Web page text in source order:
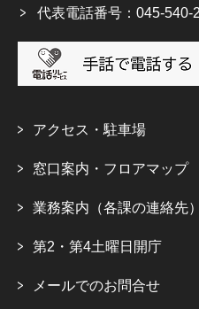
代表電話番号：045-540-
アクセス・駐車場
窓口案内・フロアマップ
業務案内（各課の連絡先）
第2・第4土曜日開庁
メールでのお問合せ